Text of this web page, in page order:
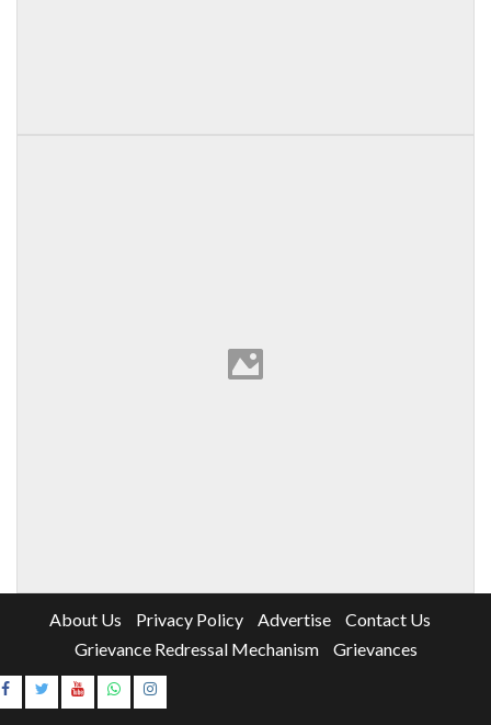
About Us Privacy Policy Advertise
Contact Us
Grievance Redressal Mechanism
Grievances
Instagram